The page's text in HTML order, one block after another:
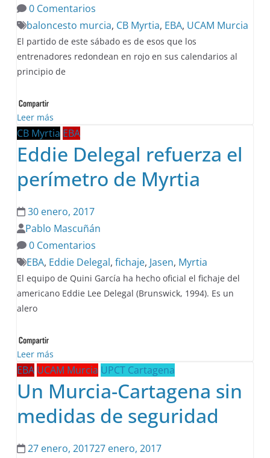
0 Comentarios
baloncesto murcia, CB Myrtia, EBA, UCAM Murcia
El partido de este sábado es de esos que los
entrenadores redondean en rojo en sus calendarios al
principio de
Leer más
CB Myrtia EBA
Eddie Delegal refuerza el
perímetro de Myrtia
30 enero, 2017
Pablo Mascuñán
0 Comentarios
EBA, Eddie Delegal,fichaje, Jasen, Myrtia
El equipo de Quini García ha hecho oficial el fichaje del
americano Eddie Lee Delegal (Brunswick, 1994). Es un
alero
Leer más
EBA UCAM Murcia UPCT Cartagena
Un Murcia-Cartagena sin
medidas de seguridad
27 enero, 201727 enero, 2017